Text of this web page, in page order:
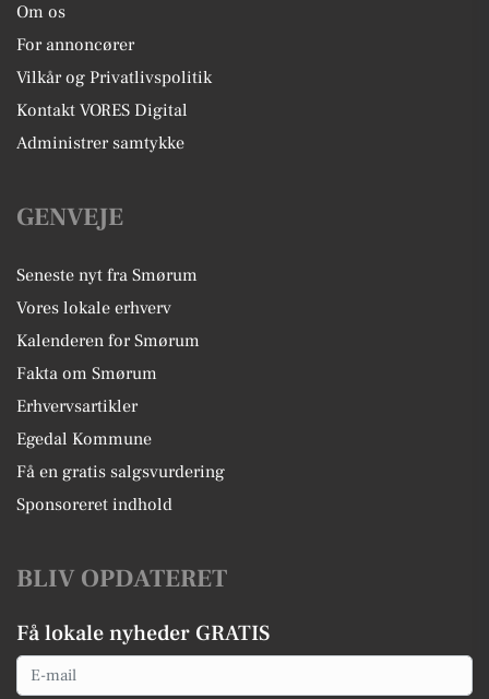
Om os
For annoncører
Vilkår og Privatlivspolitik
Kontakt VORES Digital
Administrer samtykke
GENVEJE
Seneste nyt fra Smørum
Vores lokale erhverv
Kalenderen for Smørum
Fakta om Smørum
Erhvervsartikler
Egedal Kommune
Få en gratis salgsvurdering
Sponsoreret indhold
BLIV OPDATERET
Få lokale nyheder GRATIS
Email